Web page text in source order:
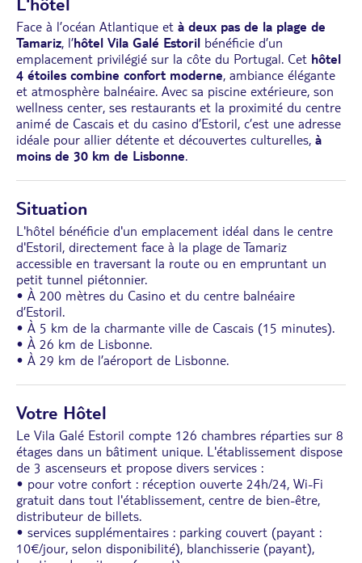
Face à l’océan Atlantique et à deux pas de la plage de
Tamariz, l’hôtel Vila Galé Estoril bénéficie d’un
emplacement privilégié sur la côte du Portugal. Cet hôtel
4 étoiles combine confort moderne, ambiance élégante
et atmosphère balnéaire. Avec sa piscine extérieure, son
wellness center, ses restaurants et la proximité du centre
animé de Cascais et du casino d’Estoril, c’est une adresse
idéale pour allier détente et découvertes culturelles, à
moins de 30 km de Lisbonne.
Situation
L'hôtel bénéficie d'un emplacement idéal dans le centre
d'Estoril, directement face à la plage de Tamariz
accessible en traversant la route ou en empruntant un
petit tunnel piétonnier.
• À 200 mètres du Casino et du centre balnéaire
d’Estoril.
• À 5 km de la charmante ville de Cascais (15 minutes).
• À 26 km de Lisbonne.
• À 29 km de l’aéroport de Lisbonne.
Votre Hôtel
Le Vila Galé Estoril compte 126 chambres réparties sur 8
étages dans un bâtiment unique. L'établissement dispose
de 3 ascenseurs et propose divers services :
• pour votre confort : réception ouverte 24h/24, Wi-Fi
gratuit dans tout l'établissement, centre de bien-être,
distributeur de billets.
• services supplémentaires : parking couvert (payant :
10€/jour, selon disponibilité), blanchisserie (payant),